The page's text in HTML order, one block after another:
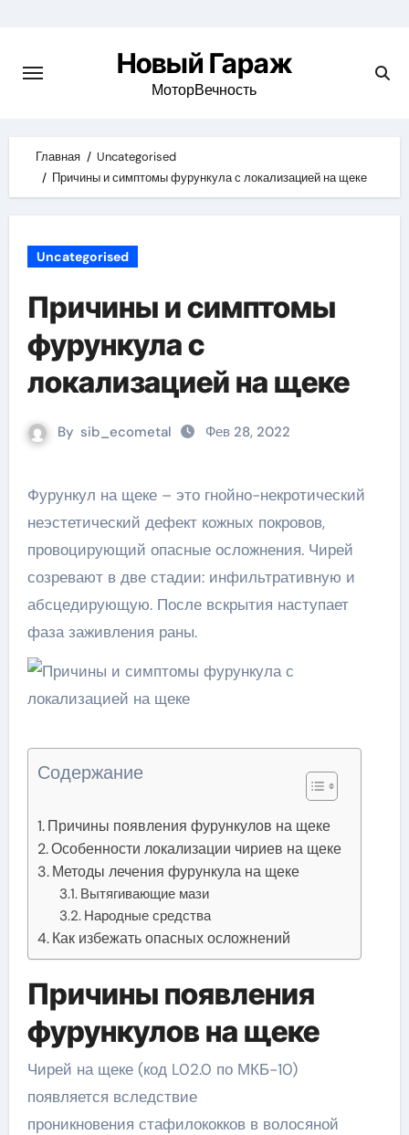
content
Новый Гараж
МоторВечность
Главная
Uncategorised
Причины и симптомы фурункула с локализацией на щеке
Uncategorised
Причины и симптомы
фурункула с
локализацией на щеке
By sib_ecometal Фев 28, 2022
Фурункул на щеке – это гнойно-некротический
неэстетический дефект кожных покровов,
провоцирующий опасные осложнения. Чирей
созревают в две стадии: инфильтративную и
абсцедирующую. После вскрытия наступает
фаза заживления раны.
Содержание
Причины появления фурункулов на щеке
Особенности локализации чириев на щеке
Методы лечения фурункула на щеке
Вытягивающие мази
Народные средства
Как избежать опасных осложнений
Причины появления
фурункулов на щеке
Чирей на щеке (код L02.0 по МКБ-10)
появляется вследствие
проникновения стафилококков в волосяной